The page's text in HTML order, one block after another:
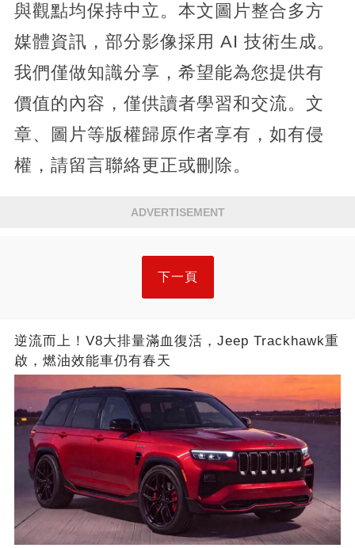
與觀點均保持中立。本文圖片整合多方
媒體資訊，部分影像採用 AI 技術生成。
我們僅做知識分享，希望能為您提供有
價值的內容，僅供讀者學習和交流。文
章、圖片等版權歸原作者享有，如有侵
權，請留言聯絡更正或刪除。
ADVERTISEMENT
下一頁
逆流而上！V8大排量滿血復活，Jeep Trackhawk重
啟，燃油效能車仍有春天